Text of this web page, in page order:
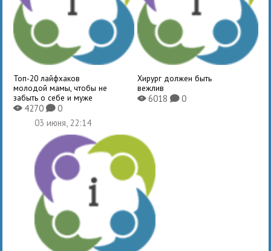
Топ-20 лайфхаков
молодой мамы, чтобы не
забыть о себе и муже
X4270K0
Хирург должен быть
вежлив
X6018 K0
03 июня, 22:14